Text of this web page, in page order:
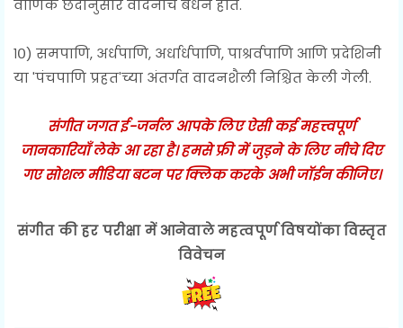
वार्णिक छंदानुसार वादनाचे बंधन होते.
१०) समपाणि, अर्धपाणि, अर्धार्धपाणि, पाश्रर्वपाणि आणि प्रदेशिनी
या 'पंचपाणि प्रहत'च्या अंतर्गत वादनशैली निश्चित केली गेली.
संगीत जगत ई-जर्नल आपके लिए ऐसी कई महत्त्वपूर्ण
जानकारियाँ लेके आ रहा है। हमसे फ्री में जुड़ने के लिए नीचे दिए
गए सोशल मीडिया बटन पर क्लिक करके अभी जॉईन कीजिए।
संगीत की हर परीक्षा में आनेवाले महत्वपूर्ण विषयोंका विस्तृत
विवेचन